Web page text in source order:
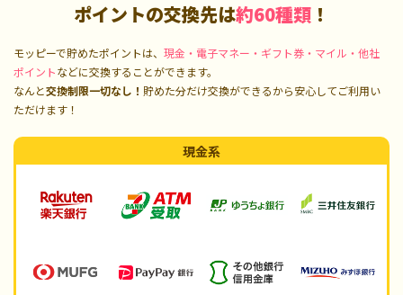
ポイントの交換先は約60種類 ！
モッピーで貯めたポイントは、 現金・電子マネー・ギフト券・マイル・他社
ポイントなどに交換することができます。
なんと交換制限一切なし！ 貯めた分だけ交換ができるから安心してご利用い
ただけます！
現金系